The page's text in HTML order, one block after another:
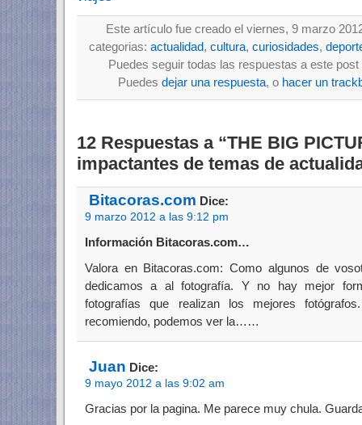
Este artículo fue creado el viernes, 9 marzo
categorias: actualidad, cultura, curiosidades,
Puedes seguir todas las respuestas a este
Puedes dejar una respuesta, o hacer un
12 Respuestas a “THE BIG
impactantes de temas de
Bitacoras.com Dice:
9 marzo 2012 a las 9:12 pm
Información Bitacoras.com…
Valora en Bitacoras.com: Como algunos de
dedicamos a al fotografía. Y no hay mejor
fotografías que realizan los mejores
recomiendo, podemos ver la……
Juan Dice:
9 mayo 2012 a las 9:02 am
Gracias por la pagina. Me parece muy chula.